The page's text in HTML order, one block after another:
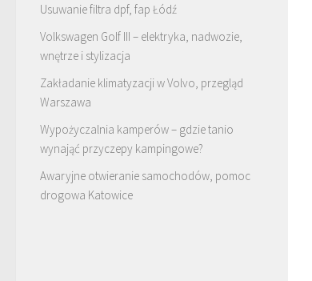
Usuwanie filtra dpf, fap Łódź
Volkswagen Golf III – elektryka, nadwozie,
wnętrze i stylizacja
Zakładanie klimatyzacji w Volvo, przegląd
Warszawa
Wypożyczalnia kamperów – gdzie tanio
wynająć przyczepy kampingowe?
Awaryjne otwieranie samochodów, pomoc
drogowa Katowice